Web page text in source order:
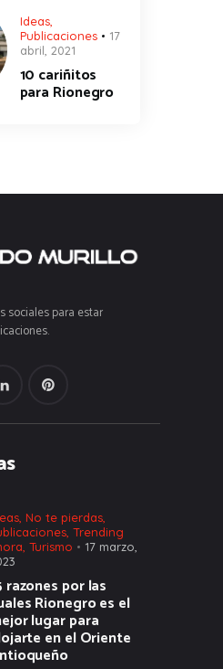
Ideas,
Publicaciones
17
abril, 2021
10 cariñitos
para Rionegro
sociales para estar
, No te pierdas,
, Trending
, Turismo
17 marzo,
razones por las
Rionegro es el
lugar para
en el Oriente